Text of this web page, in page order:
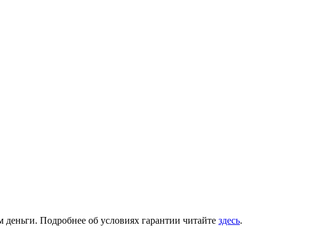
деньги. Подробнее об условиях гарантии читайте здесь.